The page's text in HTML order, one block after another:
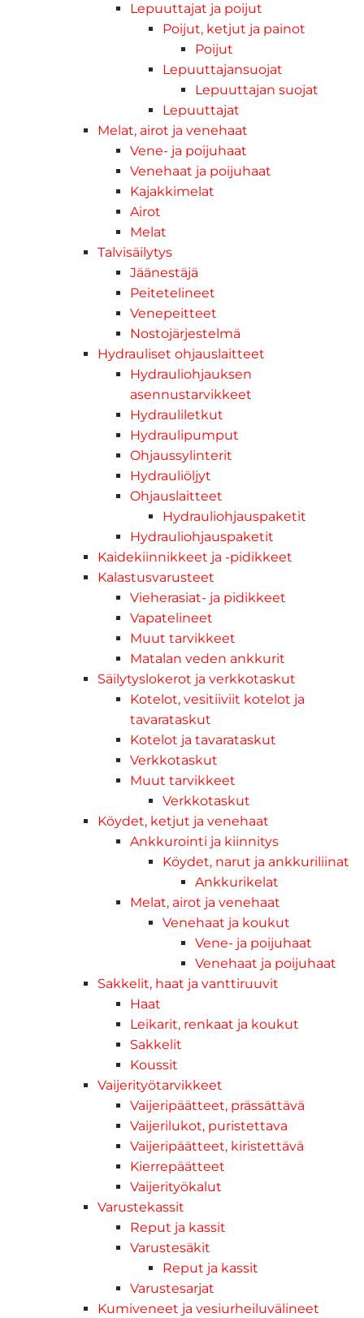
Lepuuttajat ja poijut
Poijut, ketjut ja painot
Poijut
Lepuuttajansuojat
Lepuuttajan suojat
Lepuuttajat
Melat, airot ja venehaat
Vene- ja poijuhaat
Venehaat ja poijuhaat
Kajakkimelat
Airot
Melat
Talvisäilytys
Jäänestäjä
Peitetelineet
Venepeitteet
Nostojärjestelmä
Hydrauliset ohjauslaitteet
Hydrauliohjauksen
asennustarvikkeet
Hydrauliletkut
Hydraulipumput
Ohjaussylinterit
Hydrauliöljyt
Ohjauslaitteet
Hydrauliohjauspaketit
Hydrauliohjauspaketit
Kaidekiinnikkeet ja -pidikkeet
Kalastusvarusteet
Vieherasiat- ja pidikkeet
Vapatelineet
Muut tarvikkeet
Matalan veden ankkurit
Säilytyslokerot ja verkkotaskut
Kotelot, vesitiiviit kotelot ja
tavarataskut
Kotelot ja tavarataskut
Verkkotaskut
Muut tarvikkeet
Verkkotaskut
Köydet, ketjut ja venehaat
Ankkurointi ja kiinnitys
Köydet, narut ja ankkuriliinat
Ankkurikelat
Melat, airot ja venehaat
Venehaat ja koukut
Vene- ja poijuhaat
Venehaat ja poijuhaat
Sakkelit, haat ja vanttiruuvit
Haat
Leikarit, renkaat ja koukut
Sakkelit
Koussit
Vaijerityötarvikkeet
Vaijeripäätteet, prässättävä
Vaijerilukot, puristettava
Vaijeripäätteet, kiristettävä
Kierrepäätteet
Vaijerityökalut
Varustekassit
Reput ja kassit
Varustesäkit
Reput ja kassit
Varustesarjat
Kumiveneet ja vesiurheiluvälineet